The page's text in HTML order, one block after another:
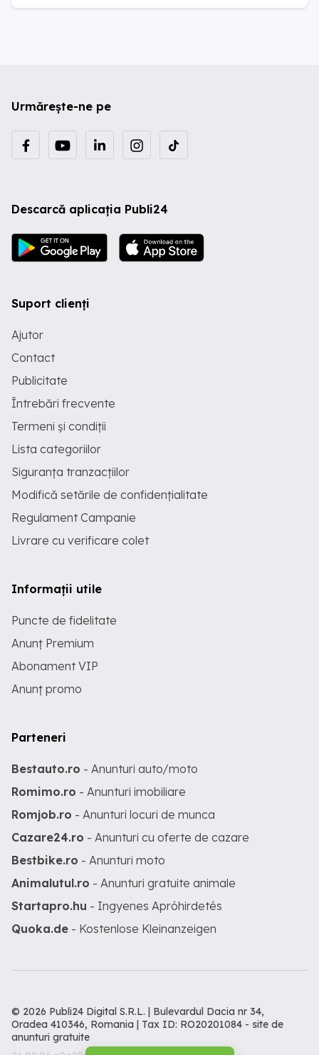
Urmărește-ne pe
Descarcă aplicația Publi24
Suport clienți
Ajutor
Contact
Publicitate
Întrebări frecvente
Termeni și condiții
Lista categoriilor
Siguranța tranzacțiilor
Modifică setările de confidențialitate
Regulament Campanie
Livrare cu verificare colet
Informații utile
Puncte de fidelitate
Anunț Premium
Abonament VIP
Anunț promo
Parteneri
Bestauto.ro - Anunturi auto/moto
Romimo.ro - Anunturi imobiliare
Romjob.ro - Anunturi locuri de munca
Cazare24.ro - Anunturi cu oferte de cazare
Bestbike.ro - Anunturi moto
Animalutul.ro - Anunturi gratuite animale
Startapro.hu - Ingyenes Apróhirdetés
Quoka.de - Kostenlose Kleinanzeigen
© 2026 Publi24 Digital S.R.L. | Bulevardul Dacia nr 34,
Oradea 410346, Romania | Tax ID: RO20201084 - site de
anunturi gratuite